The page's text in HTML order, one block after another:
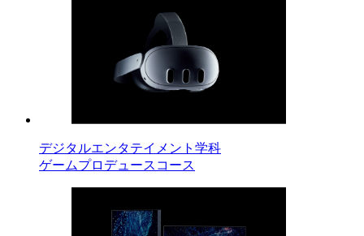
デジタルエンタテイメント学科
ゲームプロデュースコース